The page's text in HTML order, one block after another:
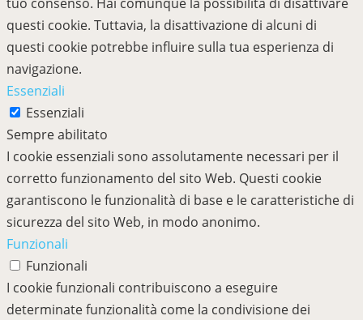
questi cookie. Tuttavia, la disattivazione di alcuni di
questi cookie potrebbe influire sulla tua esperienza di
navigazione.
Essenziali
Essenziali
Sempre abilitato
I cookie essenziali sono assolutamente necessari per il
corretto funzionamento del sito Web. Questi cookie
garantiscono le funzionalità di base e le caratteristiche di
sicurezza del sito Web, in modo anonimo.
Funzionali
Funzionali
I cookie funzionali contribuiscono a eseguire
determinate funzionalità come la condivisione dei